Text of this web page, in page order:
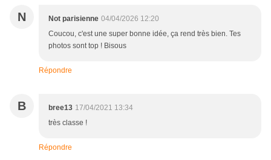
N Not parisienne 04/04/2026 12:20
Coucou, c'est une super bonne idée, ça rend très bien. Tes
photos sont top ! Bisous
Répondre
B bree13 17/04/2021 13:34
très classe !
Répondre